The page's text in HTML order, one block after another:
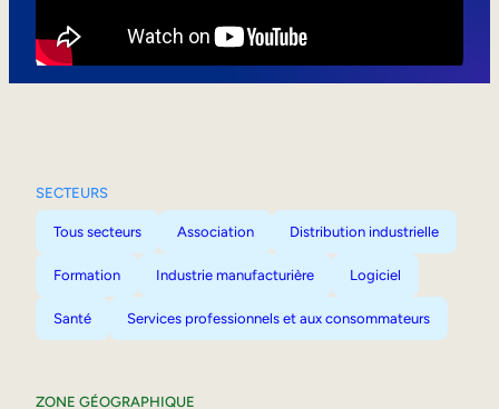
SECTEURS
Tous secteurs Association Distribution industrielle
Formation Industrie manufacturière Logiciel
Santé Services professionnels et aux consommateurs
ZONE GÉOGRAPHIQUE